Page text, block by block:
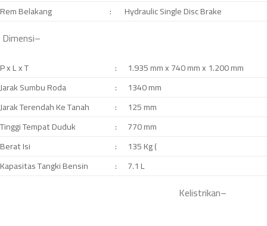
Rem Belakang
: Hydraulic Single Disc Brake
Dimensi–
P x L x T :
1.935 mm x 740 mm x 1.200 mm
Jarak Sumbu Roda
:
1340 mm
Jarak Terendah Ke Tanah
:
125 mm
Tinggi Tempat Duduk
:
770 mm
Berat Isi
:
135 Kg (
Kapasitas Tangki Bensin
: 7.1 L
Kelistrikan–